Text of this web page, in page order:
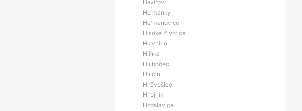
Havířov
Heřmánky
Heřmanovice
Hladké Životice
Hlavnice
Hlinka
Hlubočec
Hlučín
Hněvošice
Hnojník
Hodslavice